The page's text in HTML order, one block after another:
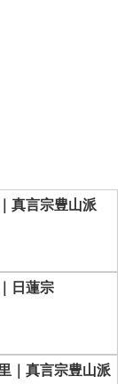
真言宗豊山派
日蓮宗
｜真言宗豊山派